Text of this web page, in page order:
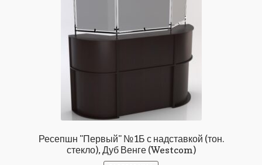
Ресепшн "Первый" №1Б с надставкой (тон.
стекло), Дуб Венге (Westcom)